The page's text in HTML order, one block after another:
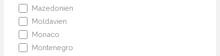
Mazedonien
Moldavien
Monaco
Montenegro